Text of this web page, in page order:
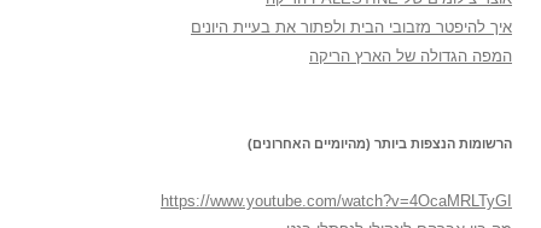
איך להיפטר מזבובי הבית ולפתור את בעיית היונים
המפה הגדולה של הארץ הריקה
הרשומות הנצפות ביותר (מהיומיים האחרונים)
https://www.youtube.com/watch?v=4OcaMRLTyGI